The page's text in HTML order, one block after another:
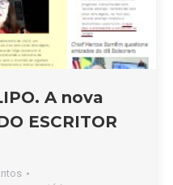
A nova
ESCRITOR